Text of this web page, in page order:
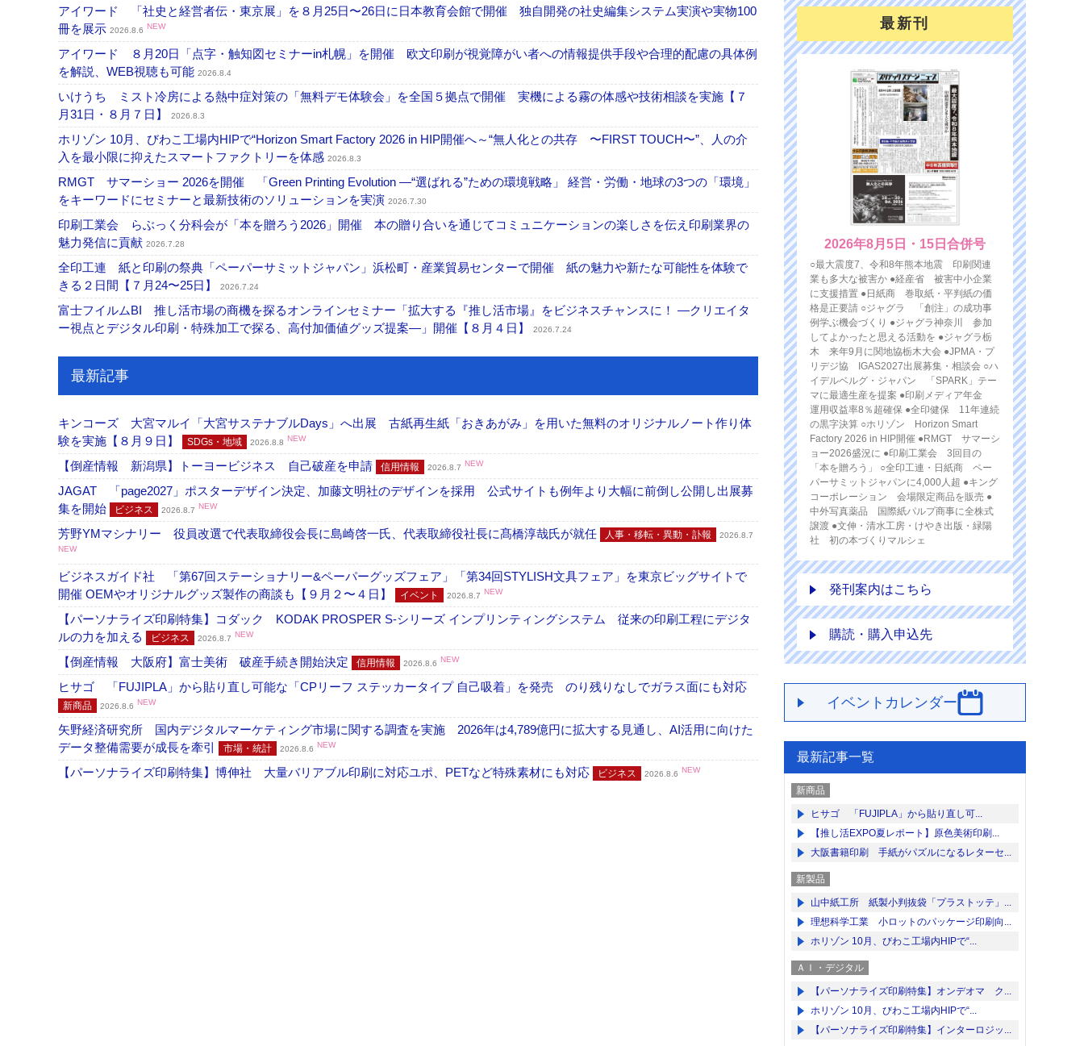
アイワード 「社史と経営者伝・東京展」を８月25日〜26日に日本教育会館で開催 独自開発の社史編集システム実演や実物100
冊を展示 2026.8.6 NEW
アイワード ８月20日「点字・触知図セミナーin札幌」を開催 欧文印刷が視覚障がい者への情報提供手段や合理的配慮の具体例
を解説、WEB視聴も可能 2026.8.4
いけうち ミスト冷房による熱中症対策の「無料デモ体験会」を全国５拠点で開催 実機による霧の体感や技術相談を実施【７
月31日・８月７日】
2026.8.3
ホリゾン 10月、びわこ工場内HIPで“Horizon Smart Factory 2026 in HIP開催へ～“無人化との共存 〜FIRST TOUCH〜”、人の介
入を最小限に抑えたスマートファクトリーを体感 2026.8.3
RMGT サマーショー 2026を開催 「Green Printing Evolution ―“選ばれる”ための環境戦略」 経営・労働・地球の3つの「環境」
をキーワードにセミナーと最新技術のソリューションを実演 2026.7.30
印刷工業会 らぶっく分科会が「本を贈ろう2026」開催 本の贈り合いを通じてコミュニケーションの楽しさを伝え印刷業界の
魅力発信に貢献 2026.7.28
全印工連 紙と印刷の祭典「ペーパーサミットジャパン」浜松町・産業貿易センターで開催 紙の魅力や新たな可能性を体験で
きる２日間【７月24〜25日】
2026.7.24
富士フイルムBI 推し活市場の商機を探るオンラインセミナー「拡大する『推し活市場』をビジネスチャンスに！ ―クリエイタ
ー視点とデジタル印刷・特殊加工で探る、高付加価値グッズ提案―」開催【８月４日】
2026.7.24
最新記事
キンコーズ 大宮マルイ「大宮サステナブルDays」へ出展 古紙再生紙「おきあがみ」を用いた無料のオリジナルノート作り体
験を実施【８月９日】
SDGs・地域 2026.8.8 NEW
【倒産情報 新潟県】トーヨービジネス 自己破産を申請 信用情報 2026.8.7 NEW
JAGAT 「page2027」ポスターデザイン決定、加藤文明社のデザインを採用 公式サイトも例年より大幅に前倒し公開し出展募
集を開始
ビジネス 2026.8.7 NEW
芳野YMマシナリー 役員改選で代表取締役会長に島崎啓一氏、代表取締役社長に髙橋淳哉氏が就任 人事・移転・異動・訃報
2026.8.7
NEW
ビジネスガイド社 「第67回ステーショナリー&ペーパーグッズフェア」「第34回STYLISH文具フェア」を東京ビッグサイトで
開催 OEMやオリジナルグッズ製作の商談も【９月２〜４日】
イベント 2026.8.7 NEW
【パーソナライズ印刷特集】コダック KODAK PROSPER S-シリーズ インプリンティングシステム 従来の印刷工程にデジタ
ルの力を加える
ビジネス 2026.8.7 NEW
【倒産情報 大阪府】富士美術 破産手続き開始決定 信用情報 2026.8.6 NEW
ヒサゴ 「FUJIPLA」から貼り直し可能な「CPリーフ ステッカータイプ 自己吸着」を発売 のり残りなしでガラス面にも対応
新商品 2026.8.6 NEW
矢野経済研究所 国内デジタルマーケティング市場に関する調査を実施 2026年は4,789億円に拡大する見通し、AI活用に向けた
データ整備需要が成長を牽引
市場・統計 2026.8.6 NEW
【パーソナライズ印刷特集】博伸社 大量バリアブル印刷に対応ユポ、PETなど特殊素材にも対応 ビジネス 2026.8.6 NEW
最新刊
2026年8月5日・15日合併号
○最大震度7、令和8年熊本地震 印刷関連
業も多大な被害か ●経産省 被害中小企業
に支援措置 ●日紙商 巻取紙・平判紙の価
格是正要請 ○ジャグラ 「創注」の成功事
例学ぶ機会づくり ●ジャグラ神奈川 参加
してよかったと思える活動を ●ジャグラ栃
木 来年9月に関地協栃木大会 ●JPMA・プ
リデジ協 IGAS2027出展募集・相談会 ○ハ
イデルベルグ・ジャパン 「SPARK」テー
マに最適生産を提案 ●印刷メディア年金
運用収益率8％超確保 ●全印健保 11年連続
の黒字決算 ○ホリゾン Horizon Smart
Factory 2026 in HIP開催 ●RMGT サマーシ
ョー2026盛況に ●印刷工業会 3回目の
「本を贈ろう」 ○全印工連・日紙商 ペー
パーサミットジャパンに4,000人超 ●キング
コーポレーション 会場限定商品を販売 ●
中外写真薬品 国際紙パルプ商事に全株式
譲渡 ●文伸・清水工房・けやき出版・緑陽
社 初の本づくりマルシェ
発刊案内はこちら
購読・購入申込先
イベントカレンダー
最新記事一覧
新商品
ヒサゴ 「FUJIPLA」から貼り直し可...
【推し活EXPO夏レポート】原色美術印刷...
大阪書籍印刷 手紙がパズルになるレターセ...
新製品
山中紙工所 紙製小判抜袋「プラストッテ」...
理想科学工業 小ロットのパッケージ印刷向...
ホリゾン 10月、びわこ工場内HIPで“...
ＡＩ・デジタル
【パーソナライズ印刷特集】オンデオマ ク...
ホリゾン 10月、びわこ工場内HIPで“...
【パーソナライズ印刷特集】インターロジッ...